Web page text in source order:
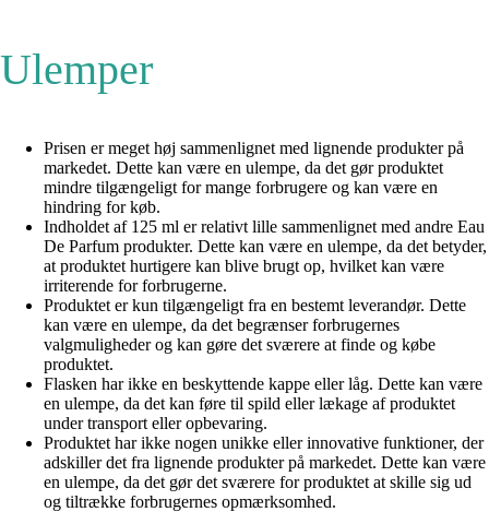
Ulemper
Prisen er meget høj sammenlignet med lignende produkter på
markedet. Dette kan være en ulempe, da det gør produktet
mindre tilgængeligt for mange forbrugere og kan være en
hindring for køb.
Indholdet af 125 ml er relativt lille sammenlignet med andre Eau
De Parfum produkter. Dette kan være en ulempe, da det betyder,
at produktet hurtigere kan blive brugt op, hvilket kan være
irriterende for forbrugerne.
Produktet er kun tilgængeligt fra en bestemt leverandør. Dette
kan være en ulempe, da det begrænser forbrugernes
valgmuligheder og kan gøre det sværere at finde og købe
produktet.
Flasken har ikke en beskyttende kappe eller låg. Dette kan være
en ulempe, da det kan føre til spild eller lækage af produktet
under transport eller opbevaring.
Produktet har ikke nogen unikke eller innovative funktioner, der
adskiller det fra lignende produkter på markedet. Dette kan være
en ulempe, da det gør det sværere for produktet at skille sig ud
og tiltrække forbrugernes opmærksomhed.